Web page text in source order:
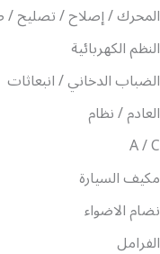
المحرك / إصلاح / تصليح /
النظم الكهربائية
الضباب الدخاني / انبعاثات
العادم / نظام
A / C
مكيف السيارة
نضام الاضواء
الفرامل